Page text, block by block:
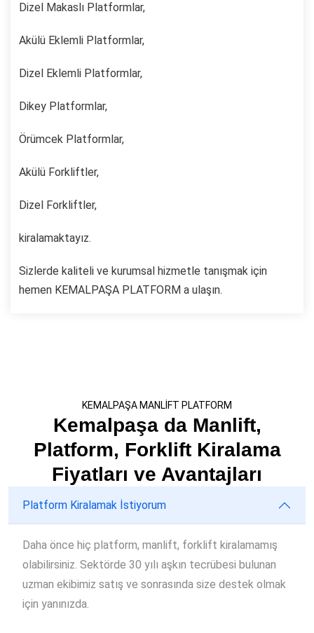
Dizel Makaslı Platformlar,
Akülü Eklemli Platformlar,
Dizel Eklemli Platformlar,
Dikey Platformlar,
Örümcek Platformlar,
Akülü Forkliftler,
Dizel Forkliftler,
kiralamaktayız.
Sizlerde kaliteli ve kurumsal hizmetle tanışmak için
hemen KEMALPAŞA PLATFORM a ulaşın.
KEMALPAŞA MANLİFT PLATFORM
Kemalpaşa da Manlift,
Platform, Forklift Kiralama
Fiyatları ve Avantajları
Platform Kiralamak İstiyorum
Daha önce hiç platform, manlift, forklift kiralamamış
olabilirsiniz. Sektörde 30 yılı aşkın tecrübesi bulunan
uzman ekibimiz satış ve sonrasında size destek olmak
için yanınızda.